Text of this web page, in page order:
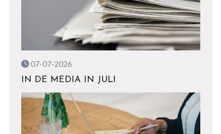
07-07-2026
IN DE MEDIA IN JULI